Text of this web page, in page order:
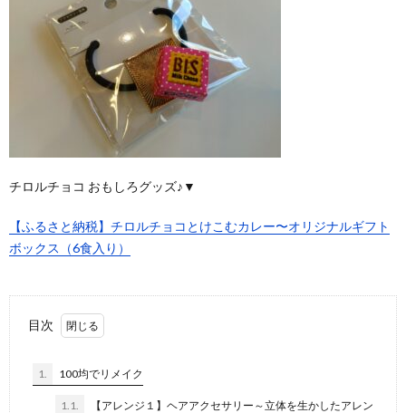
チロルチョコ おもしろグッズ♪▼
【ふるさと納税】チロルチョコとけこむカレー〜オリジナルギフト
ボックス（6食入り）
目次
1. 100均でリメイク
1.1.
【アレンジ１】ヘアアクセサリー～立体を生かしたアレン